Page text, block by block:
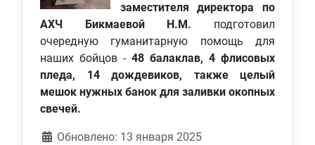
заместителя директора по
АХЧ Бикмаевой Н.М. подготовил
очередную гуманитарную помощь для
наших бойцов - 48 балаклав, 4 флисовых
пледа, 14 дождевиков, также целый
мешок нужных банок для заливки окопных
свечей.
Обновлено: 13 января 2025